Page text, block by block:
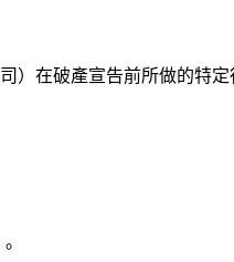
）在破產宣告前所做的特